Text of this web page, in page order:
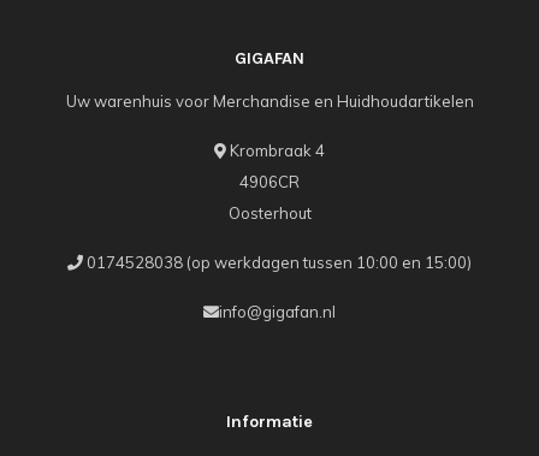
GIGAFAN
Uw warenhuis voor Merchandise en Huidhoudartikelen
Krombraak 4
4906CR
Oosterhout
0174528038 (op werkdagen tussen 10:00 en 15:00)
info@gigafan.nl
Informatie